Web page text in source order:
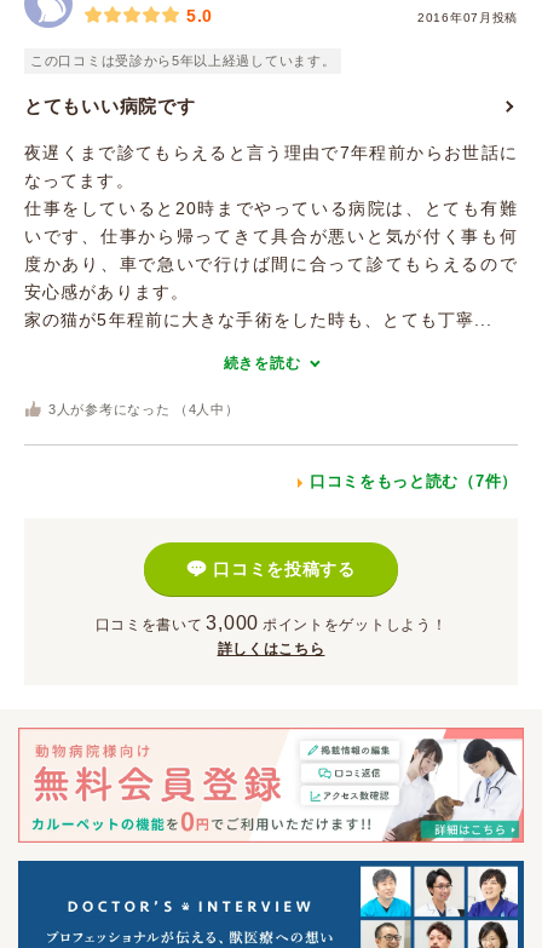
2016年07月投稿
5.0
この口コミは受診から5年以上経過しています。
とてもいい病院です
夜遅くまで診てもらえると言う理由で7年程前からお世話に
なってます。
仕事をしていると20時までやっている病院は、とても有難
いです、仕事から帰ってきて具合が悪いと気が付く事も何
度かあり、車で急いで行けば間に合って診てもらえるので
安心感があります。
家の猫が5年程前に大きな手術をした時も、とても丁寧...
続きを読む
3 人が参考になった （ 4 人中）
口コミをもっと読む（7件）
口コミを投稿する
口コミを書いて 3,000 ポイント をゲットしよう！
詳しくはこちら